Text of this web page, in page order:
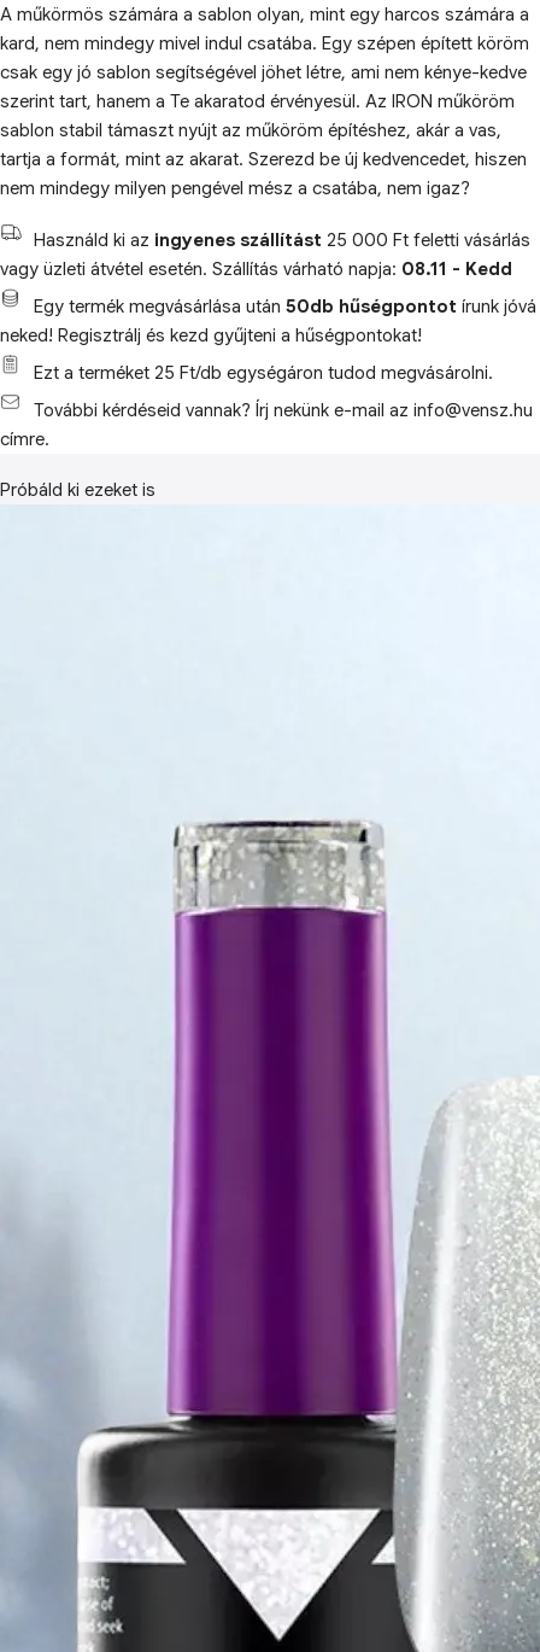
A műkörmös számára a sablon olyan, mint egy harcos számára a
kard, nem mindegy mivel indul csatába. Egy szépen épített köröm
csak egy jó sablon segítségével jöhet létre, ami nem kénye-kedve
szerint tart, hanem a Te akaratod érvényesül. Az IRON műköröm
sablon stabil támaszt nyújt az műköröm építéshez, akár a vas,
tartja a formát, mint az akarat. Szerezd be új kedvencedet, hiszen
nem mindegy milyen pengével mész a csatába, nem igaz?
Használd ki az ingyenes szállítást 25 000 Ft feletti vásárlás
vagy üzleti átvétel esetén. Szállítás várható napja: 08.11 - Kedd
Egy termék megvásárlása után 50db hűségpontot írunk jóvá
neked! Regisztrálj és kezd gyűjteni a hűségpontokat!
Ezt a terméket 25 Ft/db egységáron tudod megvásárolni.
További kérdéseid vannak? Írj nekünk e-mail az info@vensz.hu
címre.
Próbáld ki ezeket is